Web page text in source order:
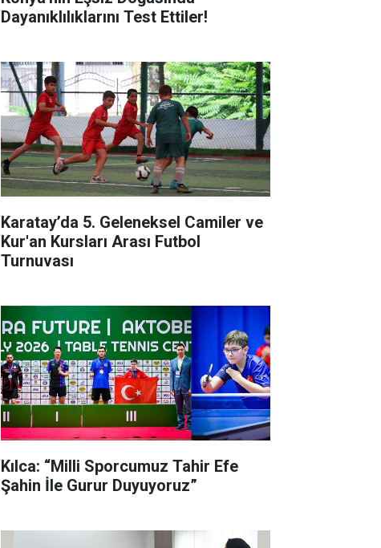
Dayanıklılıklarını Test Ettiler!
Karatay’da 5. Geleneksel Camiler ve
Kur'an Kursları Arası Futbol
Turnuvası
Kılca: “Milli Sporcumuz Tahir Efe
Şahin İle Gurur Duyuyoruz”